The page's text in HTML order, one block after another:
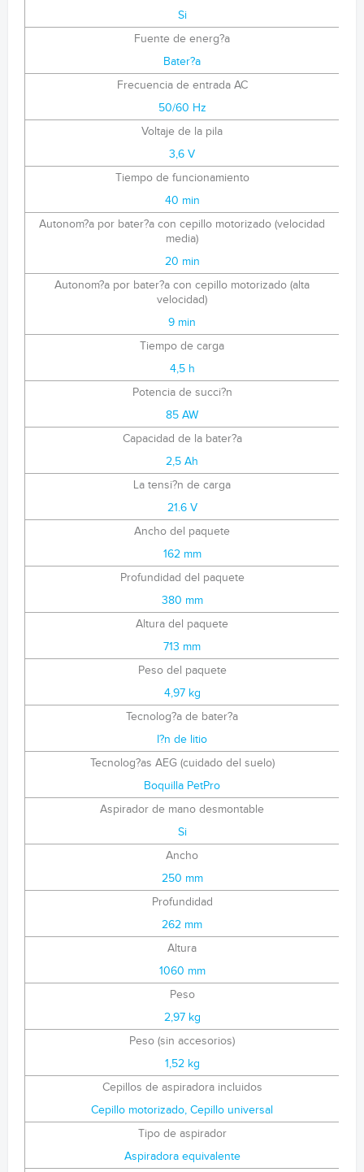
Si
Fuente de energ?a
Bater?a
Frecuencia de entrada AC
50/60 Hz
Voltaje de la pila
3,6 V
Tiempo de funcionamiento
40 min
Autonom?a por bater?a con cepillo motorizado (velocidad
media)
20 min
Autonom?a por bater?a con cepillo motorizado (alta
velocidad)
9 min
Tiempo de carga
4,5 h
Potencia de succi?n
85 AW
Capacidad de la bater?a
2,5 Ah
La tensi?n de carga
21.6 V
Ancho del paquete
162 mm
Profundidad del paquete
380 mm
Altura del paquete
713 mm
Peso del paquete
4,97 kg
Tecnolog?a de bater?a
I?n de litio
Tecnolog?as AEG (cuidado del suelo)
Boquilla PetPro
Aspirador de mano desmontable
Si
Ancho
250 mm
Profundidad
262 mm
Altura
1060 mm
Peso
2,97 kg
Peso (sin accesorios)
1,52 kg
Cepillos de aspiradora incluidos
Cepillo motorizado, Cepillo universal
Tipo de aspirador
Aspiradora equivalente